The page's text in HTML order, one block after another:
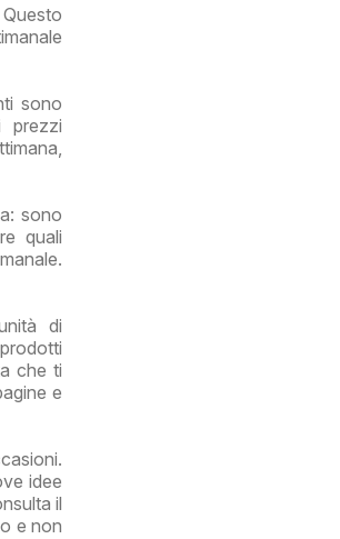
sono
prezzi
sono
quali
di
che ti
e
idee
il
e non